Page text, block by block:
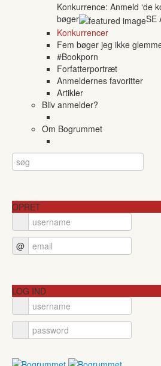
Konkurrence: Anmeld ‘de
bøger
SE
Konkurrencer
Fem bøger jeg ikke
#Bookporn
Forfatterportræt
Anmeldernes favoritter
Artikler
Bliv anmelder?
Om Bogrummet
OPRET
@
LOG IND